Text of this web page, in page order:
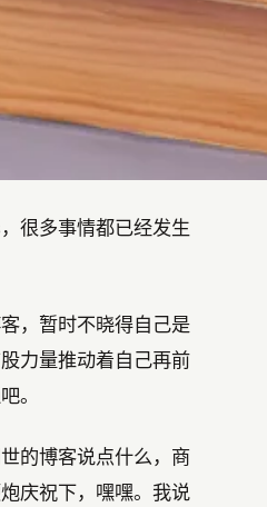
很多事情都已经发生
，暂时不晓得自己是
力量推动着自己再前
。
的博客说点什么，商
庆祝下，嘿嘿。我说